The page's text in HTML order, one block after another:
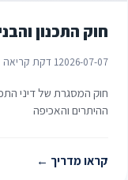
חוק התכנון
2026-07-071 דקת קריאה
חוק המסגרת של דיני
ההיתרים והאכיפה
קראו מדריך